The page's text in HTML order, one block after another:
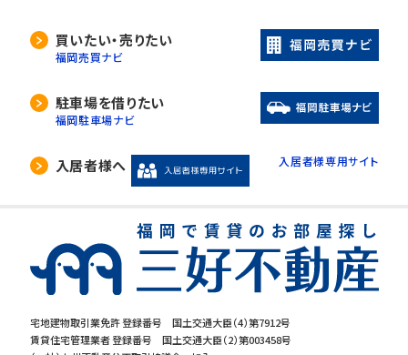
宅地建物取引業免許 登録番号 国土交通大臣（4）第7912号
賃貸住宅管理業者 登録番号 国土交通大臣（2）第003458号
買いたい・売りたい
福岡売買ナビ
駐車場を借りたい
福岡駐車場ナビ
入居者様へ 入居者様専用サイト